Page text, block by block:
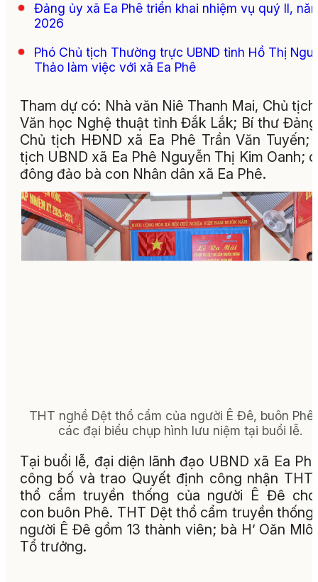
Đảng ủy xã Ea Phê triển khai nhiệm vụ quý II,
2026
Phó Chủ tịch Thường trực UBND tỉnh Hồ Thị
Thảo làm việc với xã Ea Phê
Tham dự có: Nhà văn Niê Thanh Mai, Chủ
Văn học Nghệ thuật tỉnh Đắk Lắk; Bí thư
Chủ tịch HĐND xã Ea Phê Trần Văn Tuyến;
tịch UBND xã Ea Phê Nguyễn Thị Kim Oanh;
đông đảo bà con Nhân dân xã Ea Phê.
THT nghề Dệt thổ cẩm của người Ê Đê, buôn Phê
các đại biểu chụp hình lưu niệm tại buổi lễ.
Tại buổi lễ, đại diện lãnh đạo UBND xã Ea
công bố và trao Quyết định công nhận THT
thổ cẩm truyền thống của người Ê Đê
con buôn Phê. THT Dệt thổ cẩm truyền thống
người Ê Đê gồm 13 thành viên; bà H’ Oăn Mlô
Tổ trưởng.